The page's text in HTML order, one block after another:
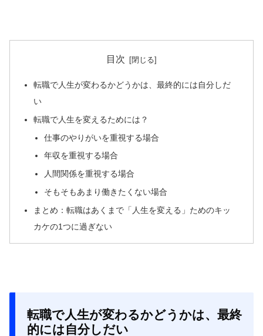
目次
転職で人生が変わるかどうかは、最終的には自分しだ
い
転職で人生を変えるためには？
仕事のやりがいを重視する場合
年収を重視する場合
人間関係を重視する場合
そもそもあまり働きたくない場合
まとめ：転職はあくまで「人生を変える」ためのキッ
カケの1つに過ぎない
転職で人生が変わるかどうかは、最終
的には自分しだい